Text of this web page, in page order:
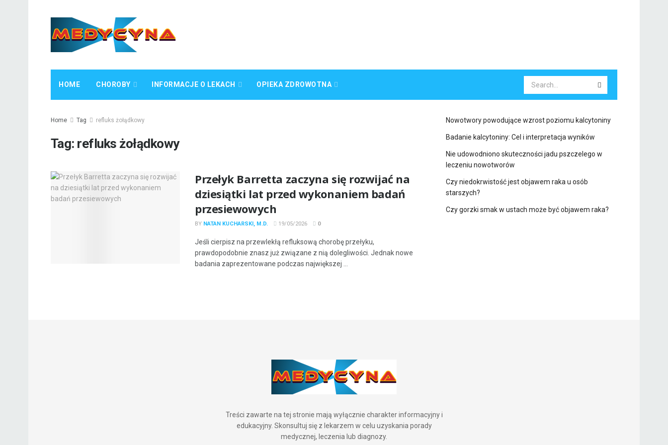
HOME CHOROBY INFORMACJE O LEKACH OPIEKA ZDROWOTNA
Home Tag refluks żołądkowy
Tag: refluks żołądkowy
Przełyk Barretta zaczyna się rozwijać na
dziesiątki lat przed wykonaniem badań
przesiewowych
BY NATAN KUCHARSKI, M.D. 19/05/2026 0
Jeśli cierpisz na przewlekłą refluksową chorobę przełyku,
prawdopodobnie znasz już związane z nią dolegliwości. Jednak nowe
badania zaprezentowane podczas największej ...
Nowotwory powodujące wzrost poziomu kalcytoniny
Badanie kalcytoniny: Cel i interpretacja wyników
Nie udowodniono skuteczności jadu pszczelego w
leczeniu nowotworów
Czy niedokrwistość jest objawem raka u osób
starszych?
Czy gorzki smak w ustach może być objawem raka?
Treści zawarte na tej stronie mają wyłącznie charakter informacyjny i
edukacyjny. Skonsultuj się z lekarzem w celu uzyskania porady
medycznej, leczenia lub diagnozy.